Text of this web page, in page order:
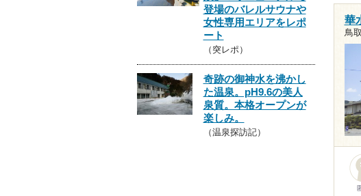
華
鳥
登場のバレルサウナや
女性専用エリアをレポ
ート
（突レポ）
奇跡の御神水を沸かし
た温泉。pH9.6の美人
泉質。本格オープンが
楽しみ。
（温泉探訪記）